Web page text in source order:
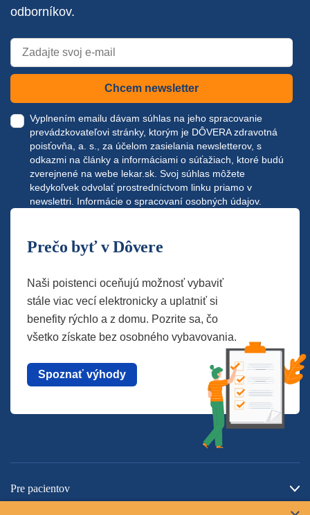
odborníkov.
Chcem newsletter
Vyplnením emailu dávam súhlas na jeho spracovanie
prevádzkovateľovi stránky, ktorým je DÔVERA zdravotná
poisťovňa, a. s., za účelom zasielania newsletterov, s
odkazmi na články a informáciami o súťažiach, ktoré budú
zverejnené na webe lekar.sk . Svoj súhlas môžete
kedykoľvek odvolať prostredníctvom linku priamo v
newslettri. Informácie o spracovaní osobných údajov.
Prečo byť v Dôvere
Naši poistenci oceňujú možnosť vybaviť
stále viac vecí elektronicky a uplatniť si
benefity rýchlo a z domu. Pozrite sa, čo
všetko získate bez osobného vybavovania.
Spoznať výhody
Pre pacientov